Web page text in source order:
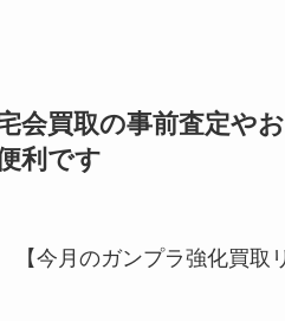
会買取の事前査定や
利です
【今月のガンプラ強化買取